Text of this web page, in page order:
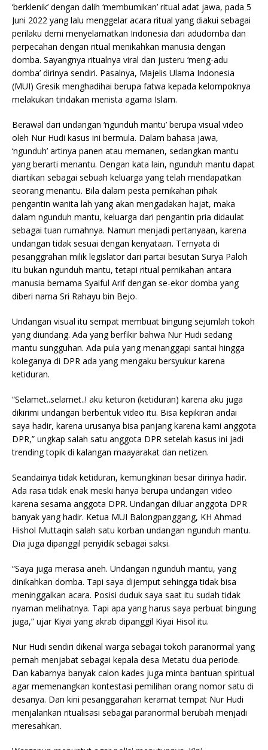
‘berklenik’ dengan dalih ‘membumikan’ ritual adat jawa, pada 5
Juni 2022 yang lalu menggelar acara ritual yang diakui sebagai
perilaku demi menyelamatkan Indonesia dari adudomba dan
perpecahan dengan ritual menikahkan manusia dengan
domba. Sayangnya ritualnya viral dan justeru ‘meng-adu
domba’ dirinya sendiri. Pasalnya, Majelis Ulama Indonesia
(MUI) Gresik menghadihai berupa fatwa kepada kelompoknya
melakukan tindakan menista agama Islam.
Berawal dari undangan ‘ngunduh mantu’ berupa visual video
oleh Nur Hudi kasus ini bermula. Dalam bahasa jawa,
‘ngunduh’ artinya panen atau memanen, sedangkan mantu
yang berarti menantu. Dengan kata lain, ngunduh mantu dapat
diartikan sebagai sebuah keluarga yang telah mendapatkan
seorang menantu. Bila dalam pesta pernikahan pihak
pengantin wanita lah yang akan mengadakan hajat, maka
dalam ngunduh mantu, keluarga dari pengantin pria didaulat
sebagai tuan rumahnya. Namun menjadi pertanyaan, karena
undangan tidak sesuai dengan kenyataan. Ternyata di
pesanggrahan milik legislator dari partai besutan Surya Paloh
itu bukan ngunduh mantu, tetapi ritual pernikahan antara
manusia bernama Syaiful Arif dengan se-ekor domba yang
diberi nama Sri Rahayu bin Bejo.
Undangan visual itu sempat membuat bingung sejumlah tokoh
yang diundang. Ada yang berfikir bahwa Nur Hudi sedang
mantu sungguhan. Ada pula yang menanggapi santai hingga
koleganya di DPR ada yang mengaku bersyukur karena
ketiduran.
“Selamet..selamet..! aku keturon (ketiduran) karena aku juga
dikirimi undangan berbentuk video itu. Bisa kepikiran andai
saya hadir, karena urusanya bisa panjang karena kami anggota
DPR,” ungkap salah satu anggota DPR setelah kasus ini jadi
trending topik di kalangan maayarakat dan netizen.
Seandainya tidak ketiduran, kemungkinan besar dirinya hadir.
Ada rasa tidak enak meski hanya berupa undangan video
karena sesama anggota DPR. Undangan diluar anggota DPR
banyak yang hadir. Ketua MUI Balongpanggang, KH Ahmad
Hishol Muttaqin salah satu korban undangan ngunduh mantu.
Dia juga dipanggil penyidik sebagai saksi.
“Saya juga merasa aneh. Undangan ngunduh mantu, yang
dinikahkan domba. Tapi saya dijemput sehingga tidak bisa
meninggalkan acara. Posisi duduk saya saat itu sudah tidak
nyaman melihatnya. Tapi apa yang harus saya perbuat bingung
juga,” ujar Kiyai yang akrab dipanggil Kiyai Hisol itu.
Nur Hudi sendiri dikenal warga sebagai tokoh paranormal yang
pernah menjabat sebagai kepala desa Metatu dua periode.
Dan kabarnya banyak calon kades juga minta bantuan spiritual
agar memenangkan kontestasi pemilihan orang nomor satu di
desanya. Dan kini pesanggarahan keramat tempat Nur Hudi
menjalankan ritualisasi sebagai paranormal berubah menjadi
meresahkan.